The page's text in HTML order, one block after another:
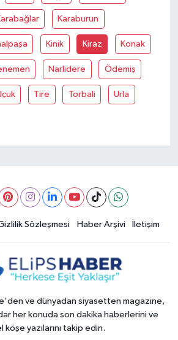
Karaburun
Kinik Kiraz Konak
Narlidere Ödemiş
Tire Torbali Urla
Sözleşmesi Haber Arşivi İletişim
ve dünyadan siyasetten magazine,
her konuda son dakika haberlerini ve
köşe yazılarını takip edin.